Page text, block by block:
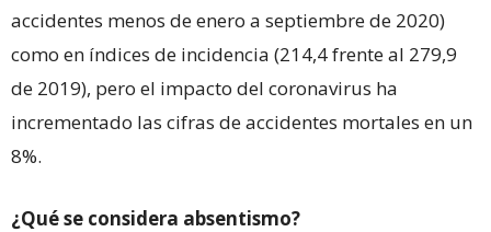
accidentes menos de enero a septiembre de 2020)
como en índices de incidencia (214,4 frente al 279,9
de 2019), pero el impacto del coronavirus ha
incrementado las cifras de accidentes mortales en un
8%.
¿Qué se considera absentismo?